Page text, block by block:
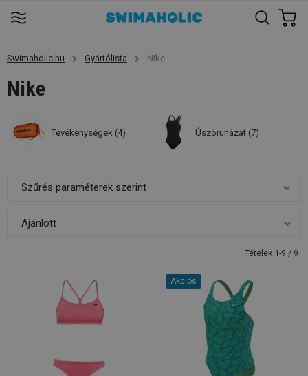
Swimaholic.hu Gyártólista Nike
Nike
Tevékenységek (4) Úszóruházat (7)
Szűrés paraméterek szerint
Tételek 1-9 / 9
Akciós